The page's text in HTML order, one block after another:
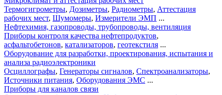
Термогигрометры, Дозиметры, Радиометры, Аттестация
рабочих мест, Шумомеры, Измерители ЭМП ...
Нефтехимия, газопроводы, трубопроводы, вентиляция
Приборы контроля качества нефтепродуктов,
асфальтобетонов, катализаторов, геотекстиля ...
Оборудование для разработки, проектирования, испытания и
анализа радиоэлектроники
Осциллографы, Генераторы сигналов, Спектроанализаторы,
Источники питания, Оборудования ЭМС ...
Приборы для каналов связи